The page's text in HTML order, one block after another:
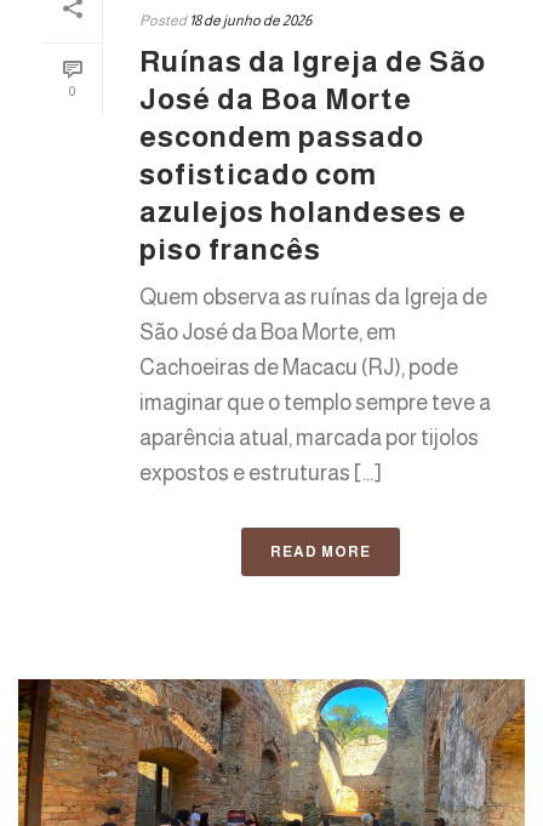
0
Posted 18 de junho de 2026
Ruínas da Igreja de São
José da Boa Morte
escondem passado
sofisticado com
azulejos holandeses e
piso francês
Quem observa as ruínas da Igreja de
São José da Boa Morte, em
Cachoeiras de Macacu (RJ), pode
imaginar que o templo sempre teve a
aparência atual, marcada por tijolos
expostos e estruturas [...]
READ MORE